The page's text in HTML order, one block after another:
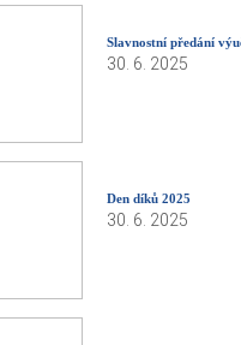
Slavnostní předání
30. 6. 2025
Den díků 2025
30. 6. 2025